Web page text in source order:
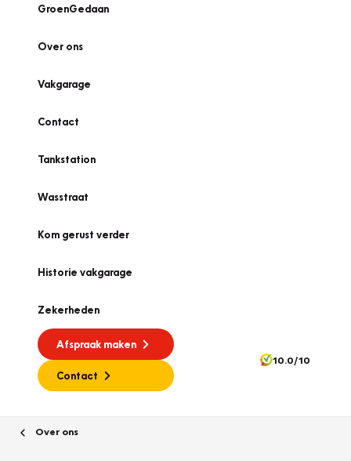
GroenGedaan
Over ons
Vakgarage
Contact
Tankstation
Wasstraat
Kom gerust verder
Historie vakgarage
Zekerheden
Afspraak maken
Contact
10.0/10
Over ons